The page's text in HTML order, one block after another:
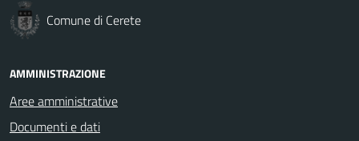
Comune di Cerete
AMMINISTRAZIONE
Aree amministrative
Documenti e dati